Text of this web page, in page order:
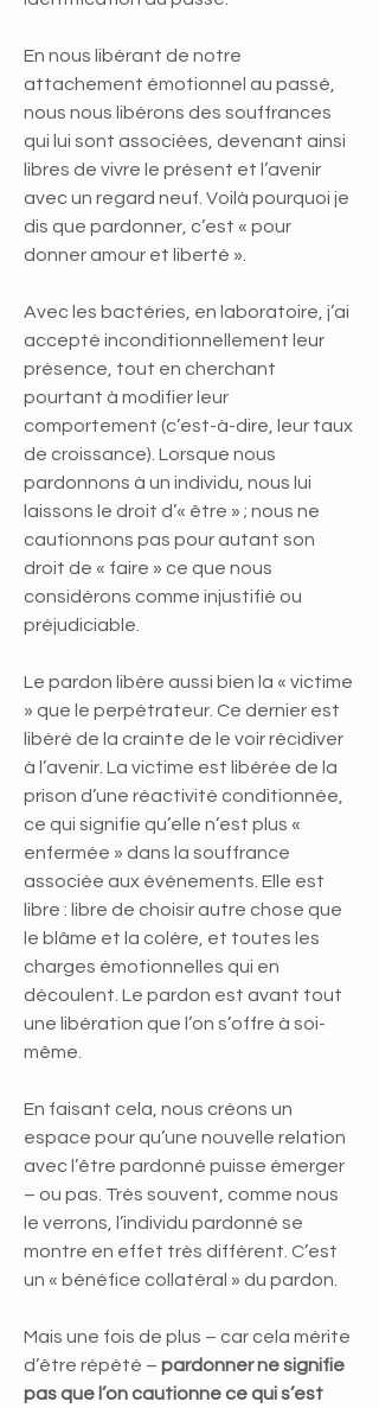
En nous libérant de notre
attachement émotionnel au passé,
nous nous libérons des souffrances
qui lui sont associées, devenant ainsi
libres de vivre le présent et l’avenir
avec un regard neuf. Voilà pourquoi je
dis que pardonner, c’est « pour
donner amour et liberté ».
Avec les bactéries, en laboratoire, j’ai
accepté inconditionnellement leur
présence, tout en cherchant
pourtant à modifier leur
comportement (c’est-à-dire, leur taux
de croissance). Lorsque nous
pardonnons à un individu, nous lui
laissons le droit d’« être » ; nous ne
cautionnons pas pour autant son
droit de « faire » ce que nous
considérons comme injustifié ou
préjudiciable.
Le pardon libère aussi bien la « victime
» que le perpétrateur. Ce dernier est
libéré de la crainte de le voir récidiver
à l’avenir. La victime est libérée de la
prison d’une réactivité conditionnée,
ce qui signifie qu’elle n’est plus «
enfermée » dans la souffrance
associée aux événements. Elle est
libre : libre de choisir autre chose que
le blâme et la colère, et toutes les
charges émotionnelles qui en
découlent. Le pardon est avant tout
une libération que l’on s’offre à soi-
même.
En faisant cela, nous créons un
espace pour qu’une nouvelle relation
avec l’être pardonné puisse émerger
– ou pas. Très souvent, comme nous
le verrons, l’individu pardonné se
montre en effet très différent. C’est
un « bénéfice collatéral » du pardon.
Mais une fois de plus – car cela mérite
d’être répété – pardonner ne signifie
pas que l’on cautionne ce qui s’est